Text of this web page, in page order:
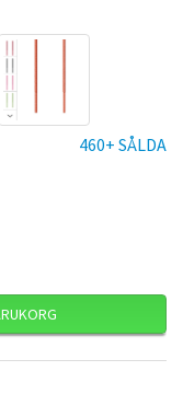
460+ SÅLDA